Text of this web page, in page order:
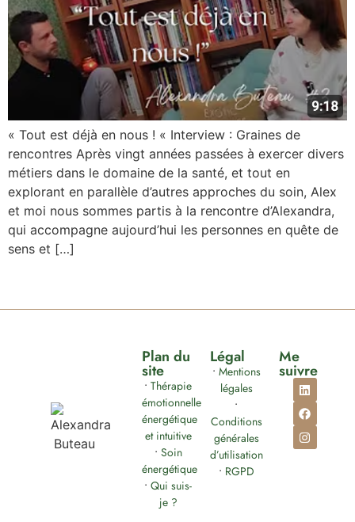
« Tout est déjà en nous ! « Interview : Graines de
rencontres Après vingt années passées à exercer divers
métiers dans le domaine de la santé, et tout en
explorant en parallèle d’autres approches du soin, Alex
et moi nous sommes partis à la rencontre d’Alexandra,
qui accompagne aujourd’hui les personnes en quête de
sens et […]
Plan du
site
•Thérapie
émotionnelle
énergétique
et intuitive
• Soin
énergétique
•Qui suis-
je ?
Légal
• Mentions
légales
•
Conditions
générales
d’utilisation
• RGPD
Me
suivre